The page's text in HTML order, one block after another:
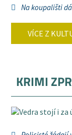
Na koupališti
VÍCE Z
KRIMI